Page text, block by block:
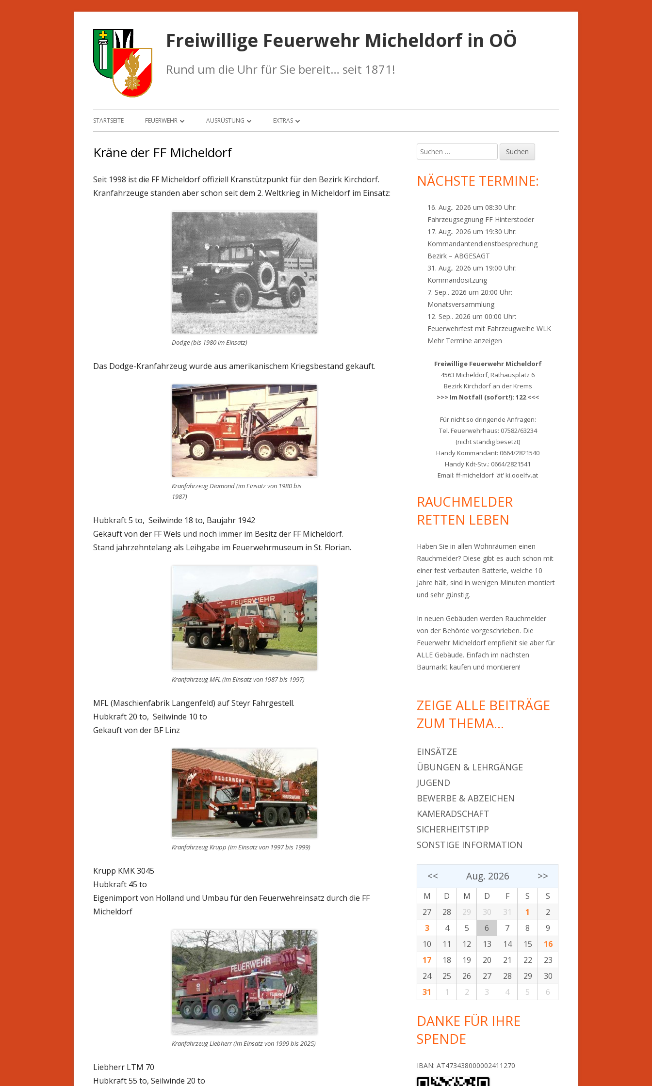
Freiwillige Feuerwehr Micheldorf in OÖ
Rund um die Uhr für Sie bereit… seit 1871!
Primäres
STARTSEITE FEUERWEHR
MITGLIED WERDEN
CHRONIK
EINSATZGEBIET
AUSBILDUNG
BEWERBE
AUSRÜSTUNG
KRANSTÜTZPUNKT
LUF 60
TUNNELSTÜTZPUNKT
STEIGERGRUPPE
EXTRAS
WETTERSTATION
DOWNLOAD
LINKS…
Kräne der FF Micheldorf
Seit 1998 ist die FF Micheldorf offiziell Kranstützpunkt für den Bezirk Kirchdorf.
Kranfahrzeuge standen aber schon seit dem 2. Weltkrieg in Micheldorf im Einsatz:
Dodge (bis 1980 im Einsatz)
Das Dodge-Kranfahrzeug wurde aus amerikanischem Kriegsbestand gekauft.
Kranfahrzeug Diamond (im Einsatz von 1980 bis
1987)
Hubkraft 5 to, Seilwinde 18 to, Baujahr 1942
Gekauft von der FF Wels und noch immer im Besitz der FF Micheldorf.
Stand jahrzehntelang als Leihgabe im Feuerwehrmuseum in St. Florian.
Kranfahrzeug MFL (im Einsatz von 1987 bis 1997)
MFL (Maschienfabrik Langenfeld) auf Steyr Fahrgestell.
Hubkraft 20 to, Seilwinde 10 to
Gekauft von der BF Linz
Kranfahrzeug Krupp (im Einsatz von 1997 bis 1999)
Krupp KMK 3045
Hubkraft 45 to
Eigenimport von Holland und Umbau für den Feuerwehreinsatz durch die FF
Micheldorf
Kranfahrzeug Liebherr (im Einsatz von 1999 bis 2025)
Liebherr LTM 70
Hubkraft 55 to, Seilwinde 20 to
Haupt-
Seitenleiste
Suchen
nach:
NÄCHSTE TERMINE:
16. Aug.. 2026 um 08:30 Uhr:
Fahrzeugsegnung FF Hinterstoder
17. Aug.. 2026 um 19:30 Uhr:
Kommandantendienstbesprechung
Bezirk – ABGESAGT
31. Aug.. 2026 um 19:00 Uhr:
Kommandositzung
7. Sep.. 2026 um 20:00 Uhr:
Monatsversammlung
12. Sep.. 2026 um 00:00 Uhr:
Feuerwehrfest mit Fahrzeugweihe WLK
Mehr Termine anzeigen
Freiwillige Feuerwehr Micheldorf
4563 Micheldorf, Rathausplatz 6
Bezirk Kirchdorf an der Krems
>>> Im Notfall (sofort!): 122 <<<
Für nicht so dringende Anfragen:
Tel. Feuerwehrhaus: 07582/63234
(nicht ständig besetzt)
Handy Kommandant: 0664/2821540
Handy Kdt-Stv.: 0664/2821541
Email: ff-micheldorf 'ät' ki.ooelfv.at
RAUCHMELDER
RETTEN LEBEN
Haben Sie in allen Wohnräumen einen
Rauchmelder? Diese gibt es auch schon mit
einer fest verbauten Batterie, welche 10
Jahre hält, sind in wenigen Minuten montiert
und sehr günstig.
In neuen Gebäuden werden Rauchmelder
von der Behörde vorgeschrieben. Die
Feuerwehr Micheldorf empfiehlt sie aber für
ALLE Gebäude. Einfach im nächsten
Baumarkt kaufen und montieren!
ZEIGE ALLE BEITRÄGE
ZUM THEMA…
EINSÄTZE
ÜBUNGEN & LEHRGÄNGE
JUGEND
BEWERBE & ABZEICHEN
KAMERADSCHAFT
SICHERHEITSTIPP
SONSTIGE INFORMATION
<< Aug. 2026 >>
M D M D F S
S
27
28 29 30 31 1
2
3
4 5 6 7 8
9
10
11 12 13 14 15
16
17
18 19 20 21 22
23
24
25 26 27 28 29
30
31
1 2 3 4 5 6
DANKE FÜR IHRE
SPENDE
IBAN: AT473438000002411270